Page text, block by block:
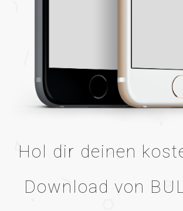
Hol dir deinen
Download von